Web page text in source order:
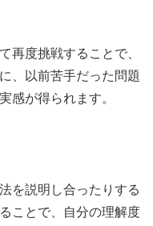
再度挑戦することで、
、以前苦手だった問題
感が得られます。
を説明し合ったりする
ことで、自分の理解度